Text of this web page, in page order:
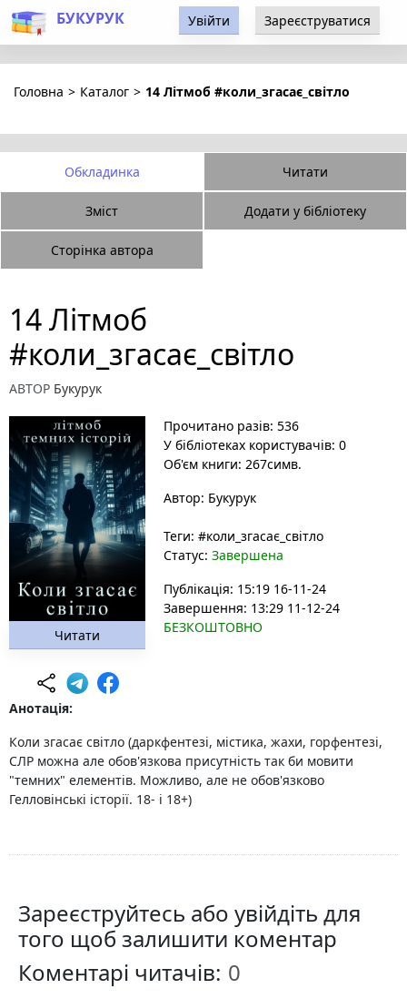
БУКУРУК Увійти Зареєструватися
Головна > Каталог > 14 Літмоб #коли_згасає_світло
Обкладинка Читати
Зміст Додати у бібліотеку
Сторінка автора
14 Літмоб
#коли_згасає_світло
АВТОР Букурук
Читати
Прочитано разів: 536
У бібліотеках користувачів: 0
Об'єм книги: 267симв.
Автор: Букурук
Теги: #коли_згасає_світло
Статус: Завершена
Публікація: 15:19 16-11-24
Завершення: 13:29 11-12-24
БЕЗКОШТОВНО
Анотація:
Коли згасає світло (даркфентезі, містика, жахи, горфентезі,
СЛР можна але обов'язкова присутність так би мовити
"темних" елементів. Можливо, але не обов'язково
Гелловінські історії. 18- і 18+)
Зареєструйтесь або увійдіть для
того щоб залишити коментар
Коментарі читачів: